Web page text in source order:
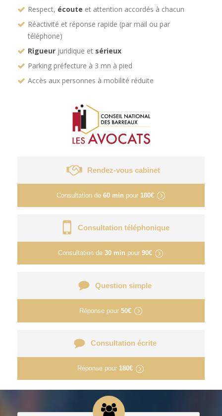
Respect, écoute et attention accordés à chacun
Réactivité et réponse rapide (par mail ou par
téléphone)
Rigueur juridique et sérieux
Parking préfecture à 3 mn à pied
Accès aux personnes à mobilité réduite
Rendez-vous cabinet
Consultation de 60 min pour 180€
Consultation téléphonique
Consultation de 30 min pour 90€
Question simple
Réponse pour 50€
Consultation écrite
Réponse pour 180€